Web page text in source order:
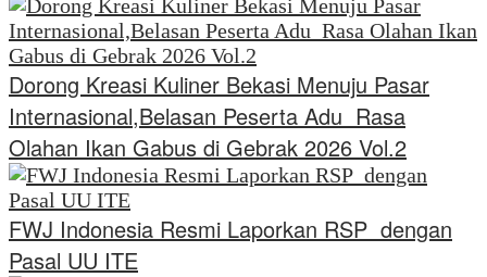
Dorong Kreasi Kuliner Bekasi Menuju Pasar
Internasional,Belasan Peserta Adu Rasa
Olahan Ikan Gabus di Gebrak 2026 Vol.2
FWJ Indonesia Resmi Laporkan RSP dengan
Pasal UU ITE